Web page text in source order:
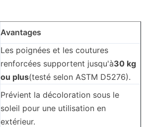
Avantages
Les poignées et les coutures
renforcées supportent jusqu'à30 kg
ou plus(testé selon ASTM D5276).
Prévient la décoloration sous le
soleil pour une utilisation en
extérieur.